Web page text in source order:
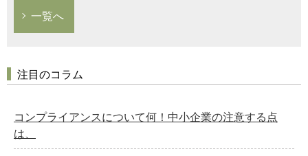
一覧へ
注目のコラム
コンプライアンスについて何！中小企業の注意する点
は、